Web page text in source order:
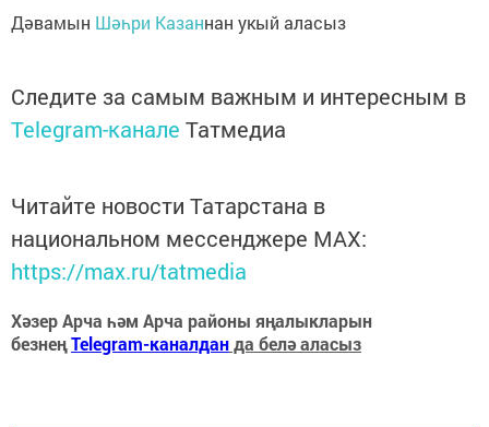
Дәвамын Шәһри Казаннан укый аласыз
Следите за самым важным и интересным в
Telegram-канале Татмедиа
Читайте новости Татарстана в
национальном мессенджере MАХ:
https://max.ru/tatmedia
Хәзер Арча һәм Арча районы яңалыкларын
безнеңTelegram-каналданда белә аласыз